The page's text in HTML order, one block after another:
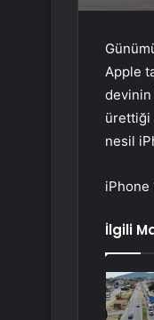
Apple
devinin
ürettiği
nesil
iPhone
İlgili